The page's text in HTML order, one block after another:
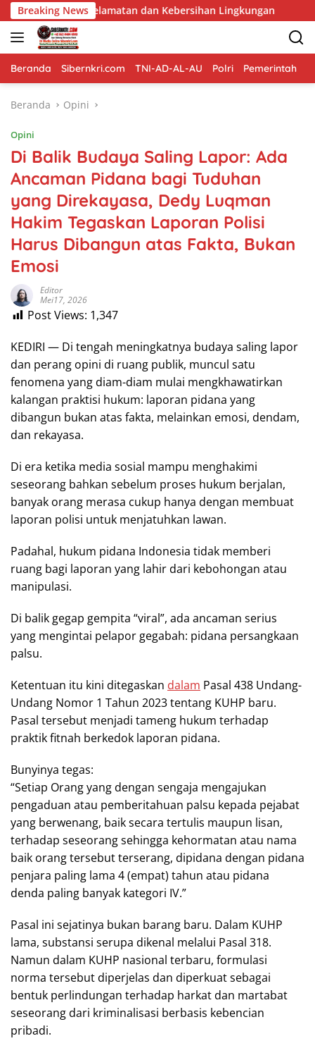
Langsung
ke
konten
Breaking News
dan Kebersihan Lingkungan Pembangunan
Beranda Sibernkri.com TNI-AD-AL-AU Polri Pemerintah
Beranda Opini
Opini
Di Balik Budaya Saling Lapor: Ada
Ancaman Pidana bagi Tuduhan
yang Direkayasa, Dedy Luqman
Hakim Tegaskan Laporan Polisi
Harus Dibangun atas Fakta, Bukan
Emosi
Editor
Mei17, 2026
Post Views: 1,347
KEDIRI — Di tengah meningkatnya budaya saling lapor
dan perang opini di ruang publik, muncul satu
fenomena yang diam-diam mulai mengkhawatirkan
kalangan praktisi hukum: laporan pidana yang
dibangun bukan atas fakta, melainkan emosi, dendam,
dan rekayasa.
Di era ketika media sosial mampu menghakimi
seseorang bahkan sebelum proses hukum berjalan,
banyak orang merasa cukup hanya dengan membuat
laporan polisi untuk menjatuhkan lawan.
Padahal, hukum pidana Indonesia tidak memberi
ruang bagi laporan yang lahir dari kebohongan atau
manipulasi.
Di balik gegap gempita “viral”, ada ancaman serius
yang mengintai pelapor gegabah: pidana persangkaan
palsu.
Ketentuan itu kini ditegaskan dalam Pasal 438 Undang-
Undang Nomor 1 Tahun 2023 tentang KUHP baru.
Pasal tersebut menjadi tameng hukum terhadap
praktik fitnah berkedok laporan pidana.
Bunyinya tegas:
“Setiap Orang yang dengan sengaja mengajukan
pengaduan atau pemberitahuan palsu kepada pejabat
yang berwenang, baik secara tertulis maupun lisan,
terhadap seseorang sehingga kehormatan atau nama
baik orang tersebut terserang, dipidana dengan pidana
penjara paling lama 4 (empat) tahun atau pidana
denda paling banyak kategori IV.”
Pasal ini sejatinya bukan barang baru. Dalam KUHP
lama, substansi serupa dikenal melalui Pasal 318.
Namun dalam KUHP nasional terbaru, formulasi
norma tersebut diperjelas dan diperkuat sebagai
bentuk perlindungan terhadap harkat dan martabat
seseorang dari kriminalisasi berbasis kebencian
pribadi.